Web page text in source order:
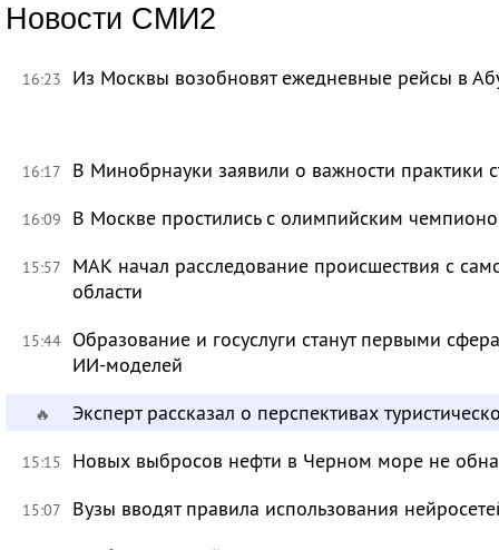
Новости СМИ2
16:23 Из Москвы возобновят ежедневные рейсы в
16:17 В Минобрнауки заявили о важности практики
16:09 В Москве простились с олимпийским
15:57
МАК начал расследование происшествия с
области
15:44 Образование и госуслуги станут первыми
ИИ-моделей
🔥 Эксперт рассказал о перспективах
15:15 Новых выбросов нефти в Черном море не
15:07 Вузы вводят правила использования